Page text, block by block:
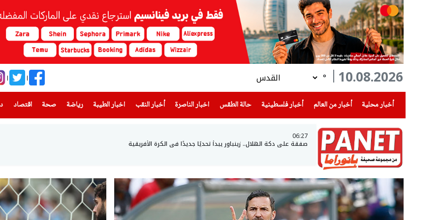
10.08.2026
°
أخبار محلية
(current) أخبار من العالم أخبار فلسطينية(current) حالة الطقس اخبار الناصرة
(current) أخبار النقب اخبار الطيبة(current) رياضة
(current) صحة(current) اقتصاد
06:27
صفقة على دكة الهلال.. زينباور يبدأ تحديًا جديدًا في الكرة الأفريقية